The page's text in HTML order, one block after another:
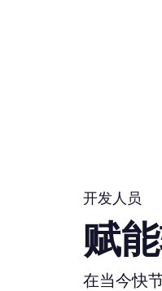
开发人员
赋
在当今快